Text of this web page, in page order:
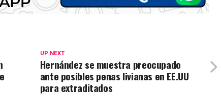
UP NEXT
Hernández se muestra preocupado
ante posibles penas livianas en EE.UU
para extraditados